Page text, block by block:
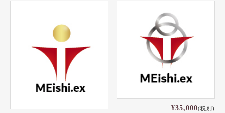
¥35,000(税別)